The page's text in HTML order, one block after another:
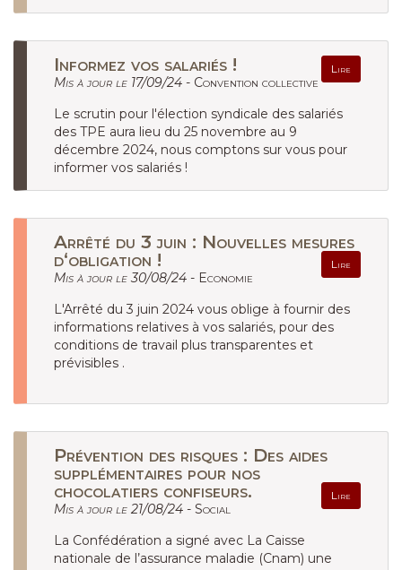
Informez vos salariés ! Lire
Mis à jour le 17/09/24 - Convention collective
Le scrutin pour l'élection syndicale des salariés
des TPE aura lieu du 25 novembre au 9
décembre 2024, nous comptons sur vous pour
informer vos salariés !
Arrêté du 3 juin : Nouvelles mesures
d‘obligation !
Lire
Mis à jour le 30/08/24 - Economie
L'Arrêté du 3 juin 2024 vous oblige à fournir des
informations relatives à vos salariés, pour des
conditions de travail plus transparentes et
prévisibles .
Prévention des risques : Des aides
supplémentaires pour nos
chocolatiers confiseurs.
Lire
Mis à jour le 21/08/24 - Social
La Confédération a signé avec La Caisse
nationale de l’assurance maladie (Cnam) une